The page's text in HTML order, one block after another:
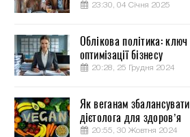
23:30, 04 Січня 2025
Облікова політика: ключ
оптимізації бізнесу
20:28, 25 Грудня 2024
Як веганам
дієтолога для здоров’я
20:55, 30 Жовтня 2024